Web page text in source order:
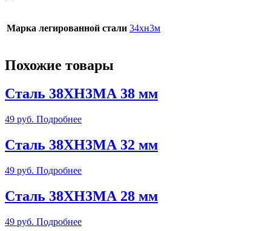
Марка легированной стали 34хн3м
Похожие товары
Сталь 38ХН3МА 38 мм
49 руб. Подробнее
Сталь 38ХН3МА 32 мм
49 руб. Подробнее
Сталь 38ХН3МА 28 мм
49 руб. Подробнее